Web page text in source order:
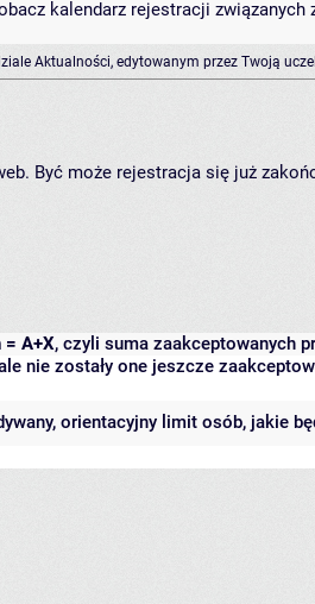
kalendarz rejestracji związanych
Aktualności, edytowanym przez Twoją
Być może rejestracja się już
= A+X, czyli suma zaakceptowanych
nie zostały one jeszcze
orientacyjny limit osób, jakie